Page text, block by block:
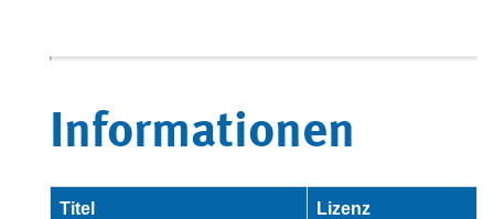
Informationen
Titel Lizenz